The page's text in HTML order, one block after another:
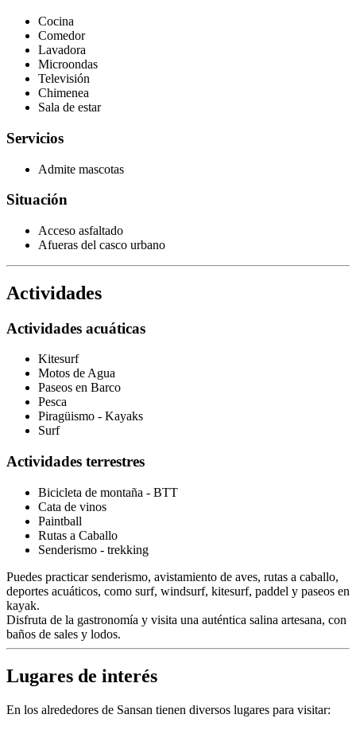
Cocina
Comedor
Lavadora
Microondas
Televisión
Chimenea
Sala de estar
Servicios
Admite mascotas
Situación
Acceso asfaltado
Afueras del casco urbano
Actividades
Actividades acuáticas
Kitesurf
Motos de Agua
Paseos en Barco
Pesca
Piragüismo - Kayaks
Surf
Actividades terrestres
Bicicleta de montaña - BTT
Cata de vinos
Paintball
Rutas a Caballo
Senderismo - trekking
Puedes practicar senderismo, avistamiento de aves, rutas a caballo,
deportes acuáticos, como surf, windsurf, kitesurf, paddel y paseos en
kayak.
Disfruta de la gastronomía y visita una auténtica salina artesana, con
baños de sales y lodos.
Lugares de interés
En los alrededores de Sansan tienen diversos lugares para visitar: